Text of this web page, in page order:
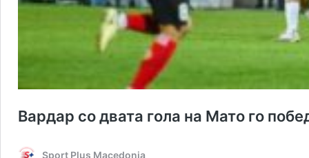
Вардар со двата гола на Мато го
Sport Plus Macedonia